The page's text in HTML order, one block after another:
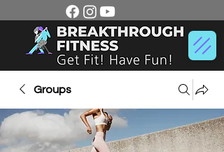
Groups